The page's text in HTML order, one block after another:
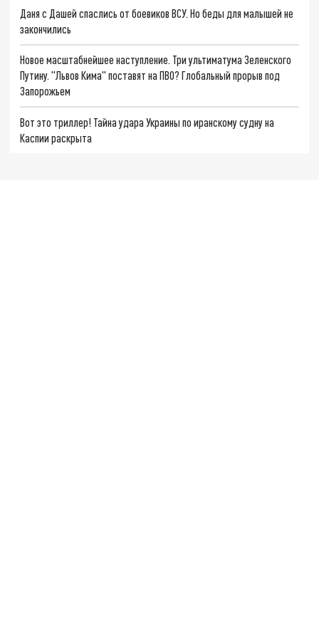
Даня с Дашей спаслись от боевиков ВСУ. Но беды для малышей не
закончились
Новое масштабнейшее наступление. Три ультиматума Зеленского
Путину. "Львов Кима" поставят на ПВО? Глобальный прорыв под
Запорожьем
Вот это триллер! Тайна удара Украины по иранскому судну на
Каспии раскрыта